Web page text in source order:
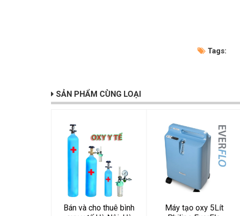
Tags:
SẢN PHẨM CÙNG LOẠI
Bán và cho thuê bình
Máy tạo oxy 5Lít